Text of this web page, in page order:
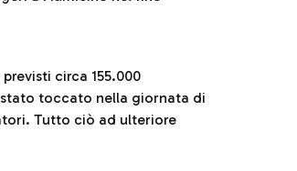
circa 155.000
toccato nella giornata di
Tutto ciò ad ulteriore